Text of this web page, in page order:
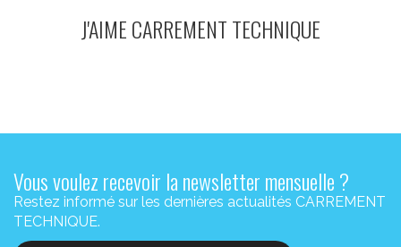
J'AIME CARREMENT TECHNIQUE
Vous voulez recevoir la newsletter mensuelle ?
Restez informé sur les dernières actualités CARREMENT
TECHNIQUE.